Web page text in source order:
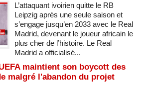
L’attaquant ivoirien quitte le RB
Leipzig après une seule saison et
s’engage jusqu’en 2033 avec le Real
Madrid, devenant le joueur africain le
plus cher de l’histoire. Le Real
Madrid a officialisé...
maintient son boycott des
malgré l'abandon du projet